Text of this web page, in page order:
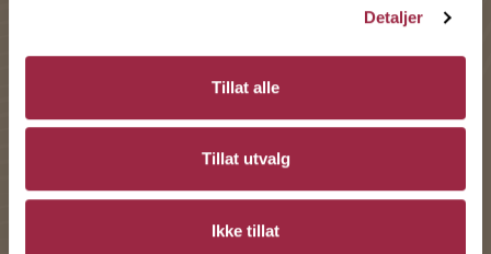
Detaljer
Tillat alle
Tillat utvalg
Ikke tillat